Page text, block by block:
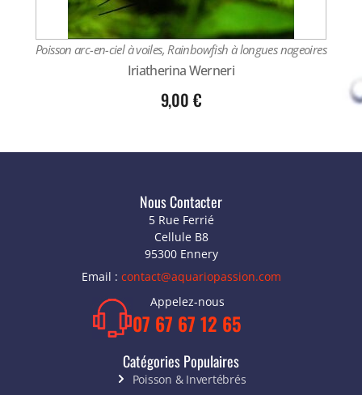
Poisson arc-en-ciel à voiles, Rainbowfish à longues nageoires
Iriatherina Werneri
9,00 €
Nous Contacter
5 Rue Ferrié
Cellule B8
95300 Ennery
Email : contact@aquariopassion.com
Appelez-nous
07 67 67 12 65
Catégories Populaires
Poisson & Invertébrés